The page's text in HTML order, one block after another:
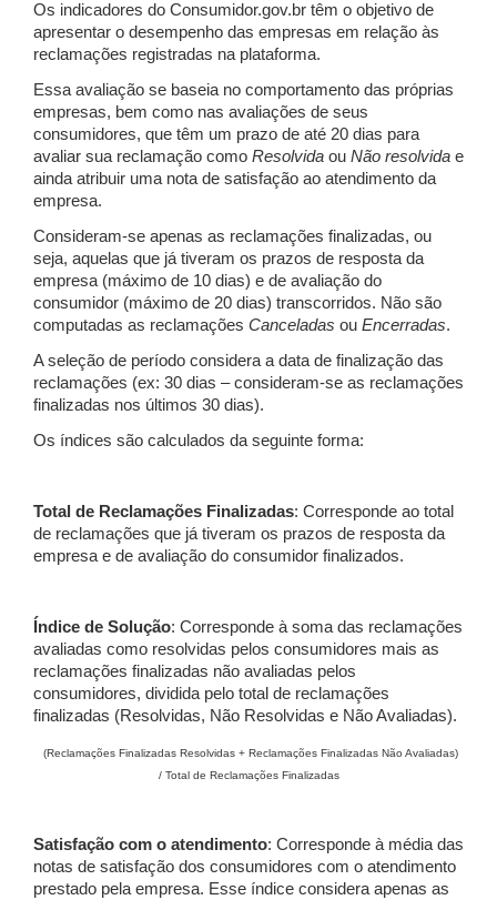
Os indicadores do Consumidor.gov.br têm o objetivo de
apresentar o desempenho das empresas em relação às
reclamações registradas na plataforma.
Essa avaliação se baseia no comportamento das próprias
empresas, bem como nas avaliações de seus
consumidores, que têm um prazo de até 20 dias para
avaliar sua reclamação como Resolvida ou Não resolvida e
ainda atribuir uma nota de satisfação ao atendimento da
empresa.
Consideram-se apenas as reclamações finalizadas, ou
seja, aquelas que já tiveram os prazos de resposta da
empresa (máximo de 10 dias) e de avaliação do
consumidor (máximo de 20 dias) transcorridos. Não são
computadas as reclamações Canceladas ou Encerradas.
A seleção de período considera a data de finalização das
reclamações (ex: 30 dias – consideram-se as reclamações
finalizadas nos últimos 30 dias).
Os índices são calculados da seguinte forma:
Total de Reclamações Finalizadas: Corresponde ao total
de reclamações que já tiveram os prazos de resposta da
empresa e de avaliação do consumidor finalizados.
Índice de Solução: Corresponde à soma das reclamações
avaliadas como resolvidas pelos consumidores mais as
reclamações finalizadas não avaliadas pelos
consumidores, dividida pelo total de reclamações
finalizadas (Resolvidas, Não Resolvidas e Não Avaliadas).
(Reclamações Finalizadas Resolvidas + Reclamações Finalizadas Não Avaliadas)
/ Total de Reclamações Finalizadas
Satisfação com o atendimento: Corresponde à média das
notas de satisfação dos consumidores com o atendimento
prestado pela empresa. Esse índice considera apenas as